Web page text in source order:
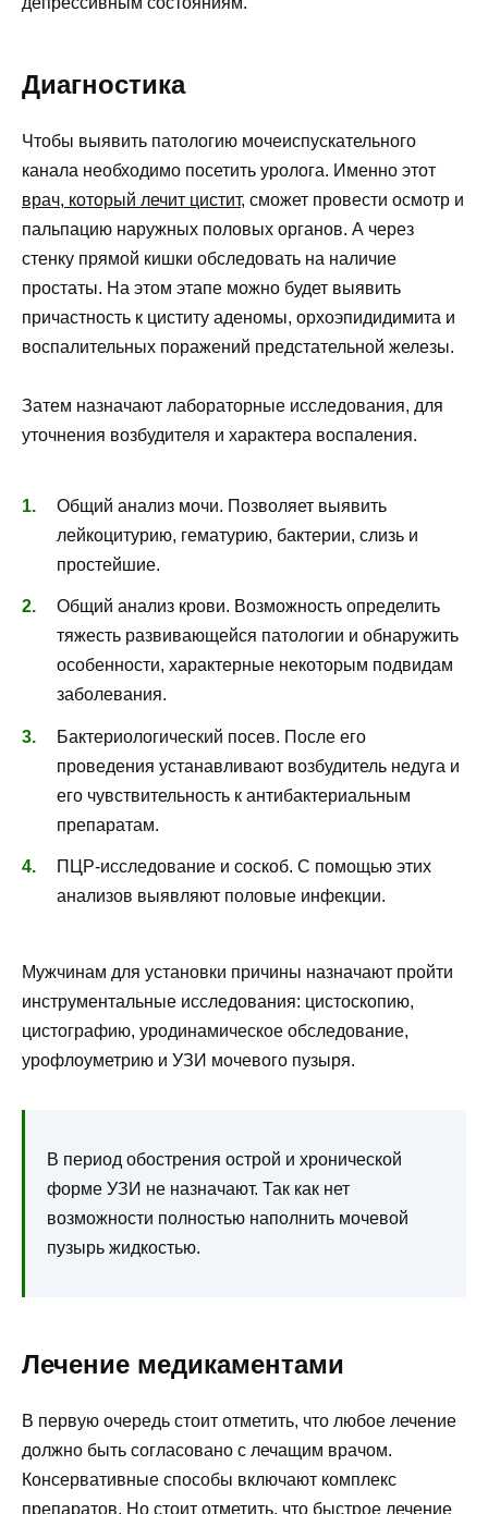
Диагностика
Чтобы выявить патологию мочеиспускательного
канала необходимо посетить уролога. Именно этот
врач, который лечит цистит, сможет провести осмотр и
пальпацию наружных половых органов. А через
стенку прямой кишки обследовать на наличие
простаты. На этом этапе можно будет выявить
причастность к циститу аденомы, орхоэпидидимита и
воспалительных поражений предстательной железы.
Затем назначают лабораторные исследования, для
уточнения возбудителя и характера воспаления.
Общий анализ мочи. Позволяет выявить
лейкоцитурию, гематурию, бактерии, слизь и
простейшие.
Общий анализ крови. Возможность определить
тяжесть развивающейся патологии и обнаружить
особенности, характерные некоторым подвидам
заболевания.
Бактериологический посев. После его
проведения устанавливают возбудитель недуга и
его чувствительность к антибактериальным
препаратам.
ПЦР-исследование и соскоб. С помощью этих
анализов выявляют половые инфекции.
Мужчинам для установки причины назначают пройти
инструментальные исследования: цистоскопию,
цистографию, уродинамическое обследование,
урофлоуметрию и УЗИ мочевого пузыря.
В период обострения острой и хронической
форме УЗИ не назначают. Так как нет
возможности полностью наполнить мочевой
пузырь жидкостью.
Лечение медикаментами
В первую очередь стоит отметить, что любое лечение
должно быть согласовано с лечащим врачом.
Консервативные способы включают комплекс
препаратов. Но стоит отметить, что быстрое лечение